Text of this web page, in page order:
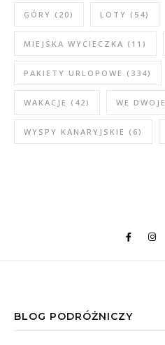
GÓRY (20) LOTY (54)
MIEJSKA WYCIECZKA (11)
PAKIETY URLOPOWE (334)
WAKACJE (42) WE DWOJE
WYSPY KANARYJSKIE (6)
BLOG PODRÓŻNICZY